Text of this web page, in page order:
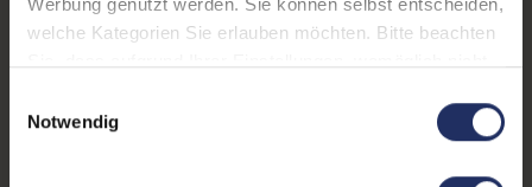
Werbung genutzt werden. Sie können selbst entscheiden,
welche Kategorien Sie erlauben möchten. Bitte beachten
Weitere Informationen finden Sie in
Notwendig
CPU Generation: 8
Prozessorkerne: 4
Datenspeicher: